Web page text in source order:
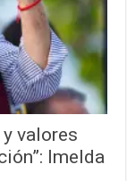
valores
Imelda